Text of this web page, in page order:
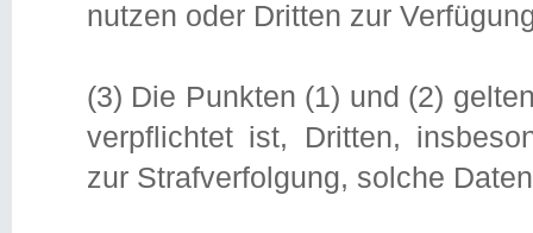
nutzen oder Dritten zur
(3) Die Punkten (1) und (2)
verpflichtet ist, Dritten,
zur Strafverfolgung, solche